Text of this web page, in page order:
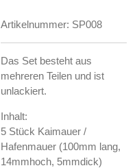
Artikelnummer: SP008
Das Set besteht aus
mehreren Teilen und ist
unlackiert.
Inhalt:
5 Stück Kaimauer /
Hafenmauer (100mm lang,
14mmhoch, 5mmdick)